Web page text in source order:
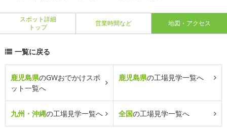
スポット詳細
トップ
営業時間など 地図・アクセス
一覧に戻る
鹿児島県のGWおでかけスポ
ット一覧へ
鹿児島県の工場見学一覧へ
九州・沖縄の工場見学一覧へ 全国の工場見学一覧へ